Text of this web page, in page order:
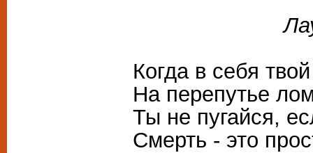
Лауре
Когда в себя
На перепутье
Ты не пугайся,
Смерть - это